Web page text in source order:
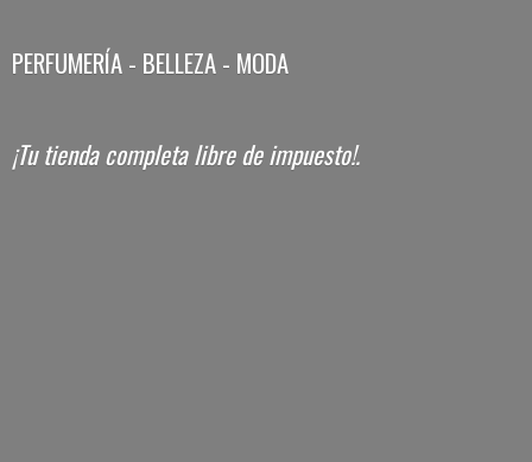
PERFUMERÍA - BELLEZA - MODA
¡Tu tienda completa librede impuesto!.